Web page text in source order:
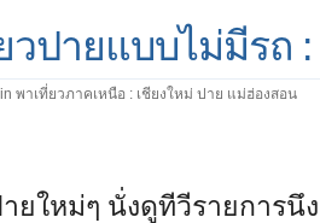
วปายแบบไม่มีรถ
พาเที่ยวภาคเหนือ : เชียงใหม่ ปาย แม่ฮ่องสอน
ยใหม่ๆ นั่งดูทีวีรายการนึ